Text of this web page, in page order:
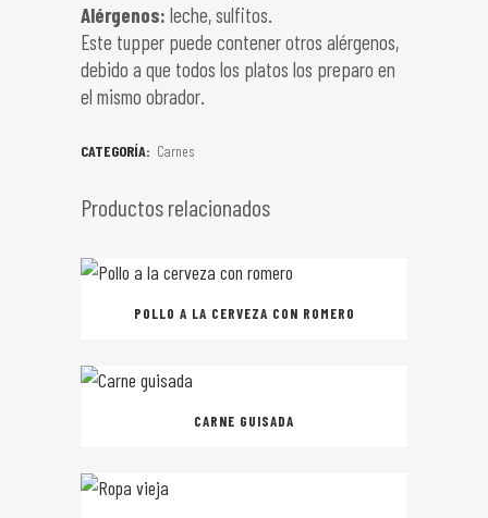
Alérgenos: leche, sulfitos.
Este tupper puede contener otros alérgenos,
debido a que todos los platos los preparo en
el mismo obrador.
CATEGORÍA: Carnes
Productos relacionados
POLLO A LA CERVEZA CON ROMERO
CARNE GUISADA